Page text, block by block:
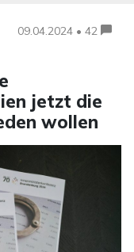
09.04.2024 • 42
jetzt die
wollen